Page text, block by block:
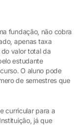
fundação, não cobra
apenas taxa
valor total da
estudante
O aluno pode
de semestres que
curricular para a
já que